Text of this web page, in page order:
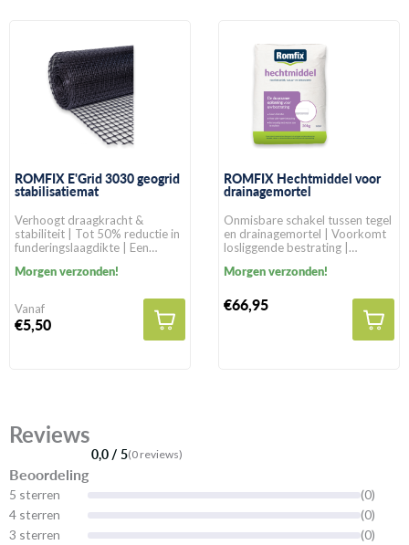
ROMFIX E'Grid 3030 geogrid
stabilisatiemat
Verhoogt draagkracht &
stabiliteit | Tot 50% reductie in
funderingslaagdikte | Een
natuurlijke gronden
Morgen verzonden!
Vanaf
€5,50
ROMFIX Hechtmiddel voor
drainagemortel
Onmisbare schakel tussen tegel
en drainagemortel | Voorkomt
losliggende bestrating |
bestratingssoorten
Morgen verzonden!
€66,95
Reviews
0,0 / 5(0 reviews)
Beoordeling
5 sterren
(0)
4 sterren
(0)
3 sterren
(0)